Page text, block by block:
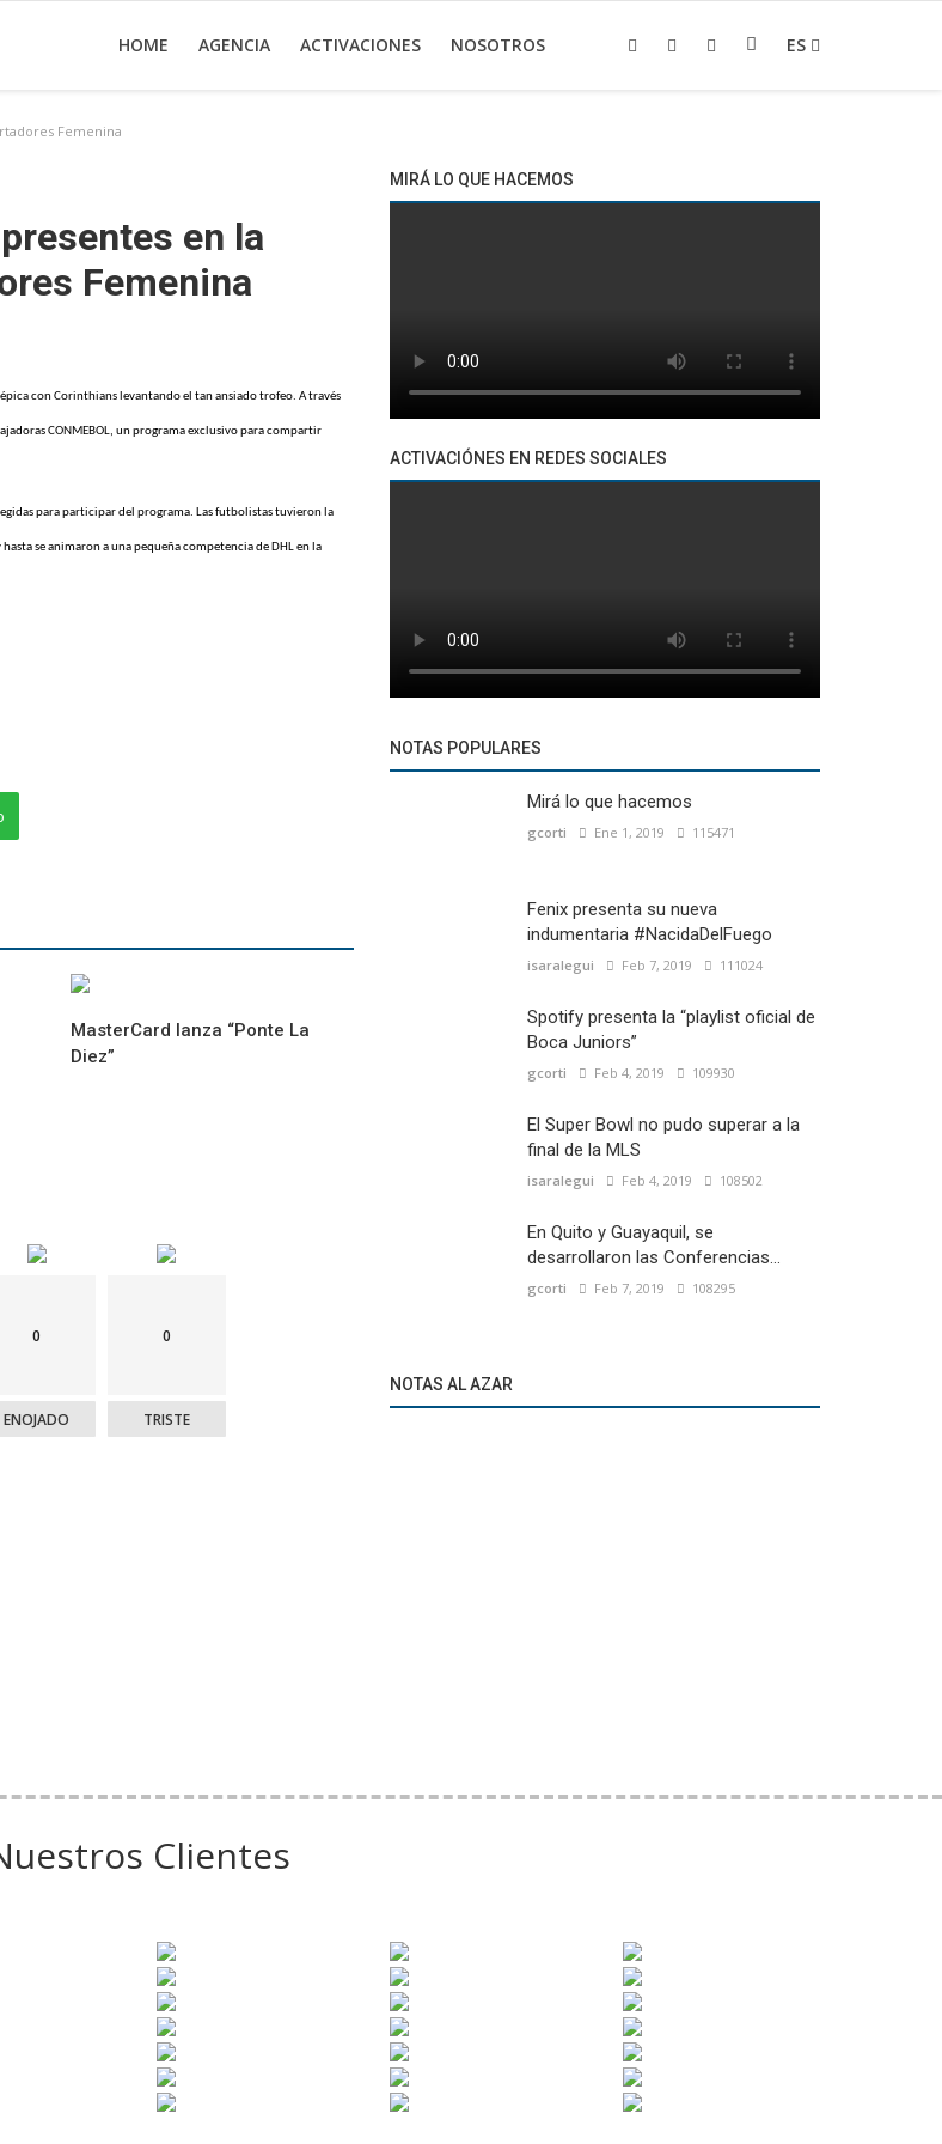
HOME AGENCIA ACTIVACIONES NOSOTROS ES
Femenina
en la
Femenina
con Corinthians levantando el tan ansiado trofeo. A través
CONMEBOL, un programa exclusivo para compartir
para participar del programa. Las futbolistas tuvieron la
se animaron a una pequeña competencia de DHL en la
MasterCard lanza “Ponte La
Diez”
0
ENOJADO
0
TRISTE
MIRÁ LO QUE HACEMOS
ACTIVACIÓNES EN REDES SOCIALES
NOTAS POPULARES
Mirá lo que hacemos
gcorti Ene 1, 2019 115471
Fenix presenta su nueva
indumentaria #NacidaDelFuego
isaralegui Feb 7, 2019 111024
Spotify presenta la “playlist oficial de
Boca Juniors”
gcorti Feb 4, 2019 109930
El Super Bowl no pudo superar a la
final de la MLS
isaralegui Feb 4, 2019 108502
En Quito y Guayaquil, se
desarrollaron las Conferencias...
gcorti Feb 7, 2019 108295
NOTAS AL AZAR
Clientes